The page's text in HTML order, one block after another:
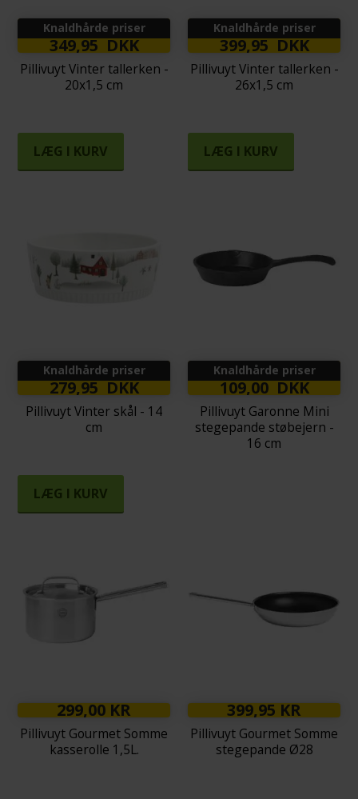
Knaldhårde priser
349,95 DKK
Pillivuyt Vinter tallerken -
20x1,5 cm
LÆG I KURV
Knaldhårde priser
399,95 DKK
Pillivuyt Vinter tallerken -
26x1,5 cm
LÆG I KURV
Knaldhårde priser
279,95 DKK
Pillivuyt Vinter skål - 14
cm
LÆG I KURV
Knaldhårde priser
109,00 DKK
Pillivuyt Garonne Mini
stegepande støbejern -
16 cm
299,00 KR
Pillivuyt Gourmet Somme
kasserolle 1,5L.
399,95 KR
Pillivuyt Gourmet Somme
stegepande Ø28